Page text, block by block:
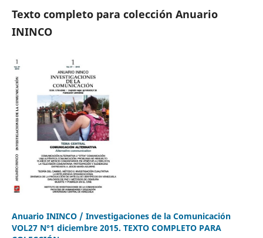
Texto completo para colección Anuario
ININCO
Anuario ININCO / Investigaciones de la Comunicación
VOL27 N°1 diciembre 2015. TEXTO COMPLETO PARA